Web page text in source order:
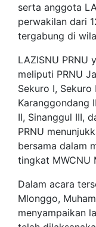
serta anggota
perwakilan dari
tergabung di
LAZISNU PRNU
meliputi PRNU
Sekuro I, Sekuro
Karanggondang
II, Sinanggul III,
PRNU
bersama dalam
tingkat MWCNU
Dalam acara
Mlonggo,
menyampaikan